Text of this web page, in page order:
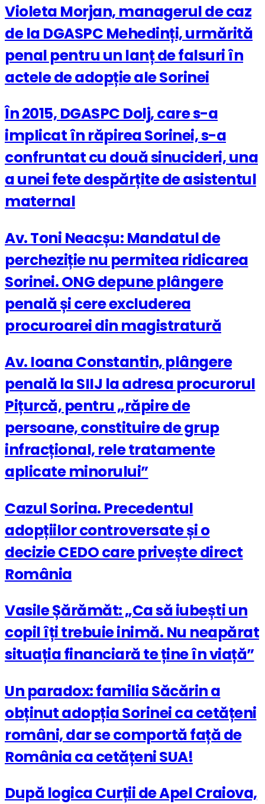
Violeta Morjan, managerul de caz
de la DGASPC Mehedinți, urmărită
penal pentru un lanț de falsuri în
actele de adopție ale Sorinei
În 2015, DGASPC Dolj, care s-a
implicat în răpirea Sorinei, s-a
confruntat cu două sinucideri, una
a unei fete despărțite de asistentul
maternal
Av. Toni Neacșu: Mandatul de
percheziție nu permitea ridicarea
Sorinei. ONG depune plângere
penală și cere excluderea
procuroarei din magistratură
Av. Ioana Constantin, plângere
penală la SIIJ la adresa procurorul
Pițurcă, pentru „răpire de
persoane, constituire de grup
infracțional, rele tratamente
aplicate minorului”
Cazul Sorina. Precedentul
adopțiilor controversate și o
decizie CEDO care privește direct
România
Vasile Șărămăt: „Ca să iubești un
copil îți trebuie inimă. Nu neapărat
situația financiară te ține în viață”
Un paradox: familia Săcărin a
obținut adopția Sorinei ca cetățeni
români, dar se comportă față de
România ca cetățeni SUA!
După logica Curții de Apel Craiova,